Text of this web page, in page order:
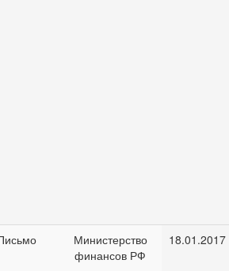
Министерство
финансов РФ
18.01.2017